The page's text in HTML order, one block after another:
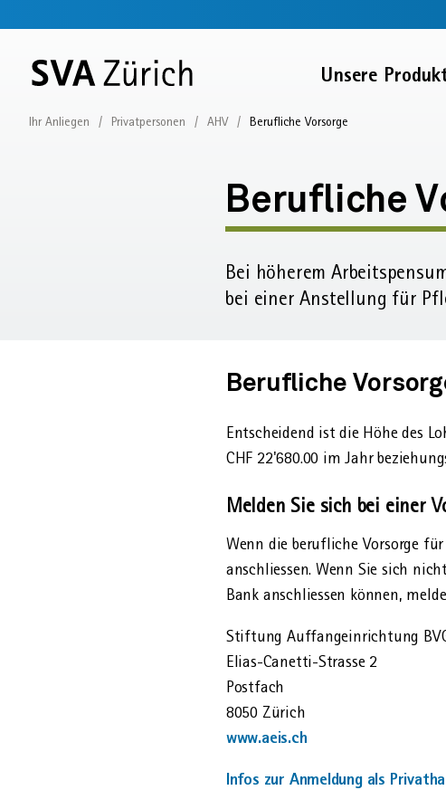
Navigation
Startseite
Unsere
Rund
Ihr Anliegen Privatpersonen AHV Berufliche Vorsorge
Berufliche
Bei höherem
bei einer Anstellung für
Berufliche
Entscheidend ist die Höhe des
CHF 22'680.00 im Jahr
Melden Sie sich bei einer
Wenn die berufliche Vorsorge
anschliessen. Wenn Sie sich
Bank anschliessen können,
Stiftung Auffang­einrichtung
Elias-Canetti-Strasse 2
Postfach
8050 Zürich
www.aeis.ch
Infos zur Anmeldung als